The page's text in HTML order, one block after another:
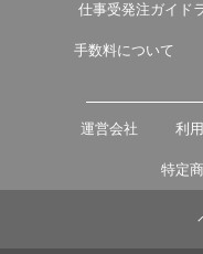
仕事受発注ガイド
手数料について
運営会社 利
特定